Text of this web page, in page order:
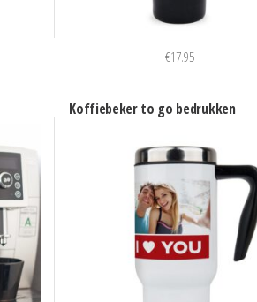
€17.95
Koffiebeker to go bedrukken